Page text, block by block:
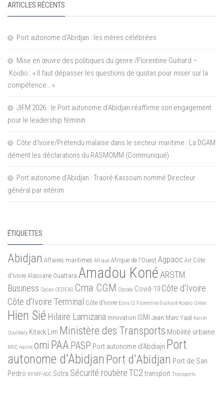
ARTICLES RÉCENTS
Port autonome d’Abidjan : les mères célébrées
Mise en œuvre des politiques du genre /Florentine Guihard –
Koidio : « Il faut dépasser les questions de quotas pour miser sur la
compétence… »
JIFM 2026 : le Port autonome d’Abidjan réaffirme son engagement
pour le leadership féminin
Côte d’Ivoire/Prétendu malaise dans le secteur maritime : La DGAM
dément les déclarations du RASMOMM (Communiqué)
Port autonome d’Abidjan : Traoré Kassoum nommé Directeur
général par intérim
ÉTIQUETTES
Abidjan Affaires maritimes Afrique Afrique de l'Ouest Agpaoc Air Côte
d'Ivoire Alassane Ouattara Amadou Koné ARSTM
Business Cacao CEDEAO Cma CGM Cocody Covid-19 Côte d'Ivoire
Côte d'Ivoire Terminal Côte d’Ivoire Eolis CI Florentine Guihard-Koidio Grève
Hien Sié Hilaire Lamizana Innovation ISMI Jean Marc Yacé Karim
Coulibaly Kitack Lim Ministère des Transports Mobilité urbaine
MSC navire omi PAA PASP Port autonome d'Abdiajn Port
autonome d'Abidjan Port d'Abidjan Port de San
Pedro RFMP-AOC Sotra Sécurité routièreTC2transport Transports